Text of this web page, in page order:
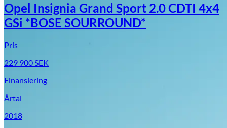
Opel Insignia Grand Sport 2.0 CDTI 4x4
GSi *BOSE SOURROUND*
Pris
229 900SEK
Finansiering
Årtal
2018